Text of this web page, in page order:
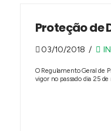
Proteção de
03/10/2018
O Regulamento Geral de
vigor no passado dia 25 de